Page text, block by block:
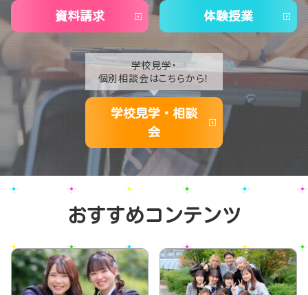
資料請求 体験授業
学校見学・
個別相談会はこちらから！
学校見学・相談
会
おすすめコンテンツ